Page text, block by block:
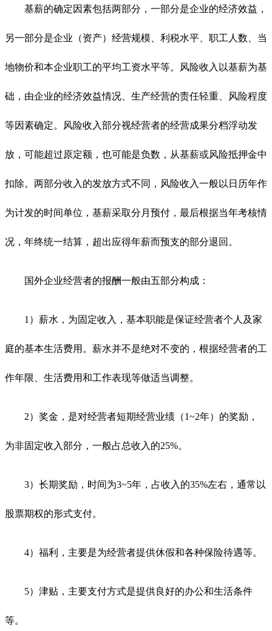
基薪的确定因素包括两部分，一部分是企业的经济效益，
另一部分是企业（资产）经营规模、利税水平、职工人数、当
地物价和本企业职工的平均工资水平等。风险收入以基薪为基
础，由企业的经济效益情况、生产经营的责任轻重、风险程度
等因素确定。风险收入部分视经营者的经营成果分档浮动发
放，可能超过原定额，也可能是负数，从基薪或风险抵押金中
扣除。两部分收入的发放方式不同，风险收入一般以日历年作
为计发的时间单位，基薪采取分月预付，最后根据当年考核情
况，年终统一结算，超出应得年薪而预支的部分退回。
国外企业经营者的报酬一般由五部分构成：
1）薪水，为固定收入，基本职能是保证经营者个人及家
庭的基本生活费用。薪水并不是绝对不变的，根据经营者的工
作年限、生活费用和工作表现等做适当调整。
2）奖金，是对经营者短期经营业绩（1~2年）的奖励，
为非固定收入部分，一般占总收入的25%。
3）长期奖励，时间为3~5年，占收入的35%左右，通常以
股票期权的形式支付。
4）福利，主要是为经营者提供休假和各种保险待遇等。
5）津贴，主要支付方式是提供良好的办公和生活条件
等。